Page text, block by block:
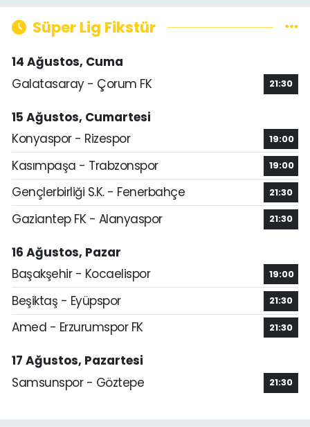
Süper Lig Fikstür
14 Ağustos, Cuma
Galatasaray - Çorum FK
21:30
15 Ağustos, Cumartesi
Konyaspor - Rizespor
19:00
Kasımpaşa - Trabzonspor 19:00
Gençlerbirliği S.K. - Fenerbahçe 21:30
Gaziantep FK - Alanyaspor 21:30
16 Ağustos, Pazar
Başakşehir - Kocaelispor
19:00
Beşiktaş - Eyüpspor 21:30
Amed - Erzurumspor FK 21:30
17 Ağustos, Pazartesi
Samsunspor - Göztepe
21:30